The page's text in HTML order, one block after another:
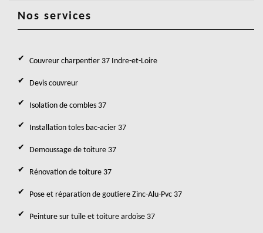
Nos services
Couvreur charpentier 37 Indre-et-Loire
Devis couvreur
Isolation de combles 37
Installation toles bac-acier 37
Demoussage de toiture 37
Rénovation de toiture 37
Pose et réparation de goutiere Zinc-Alu-Pvc 37
Peinture sur tuile et toiture ardoise 37